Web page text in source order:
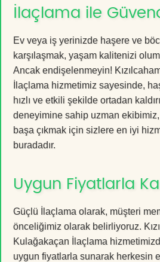
İlaçlama ile
Ev veya iş yerinizde haşere ve
karşılaşmak, yaşam kalitenizi
Ancak endişelenmeyin!
İlaçlama hizmetimiz sayesinde,
hızlı ve etkili şekilde ortadan
deneyimine sahip uzman
başa çıkmak için sizlere en iyi
buradadır.
Uygun Fiyatlarla
Güçlü İlaçlama olarak, müşteri
önceliğimiz olarak belirliyoruz.
Kulağakaçan İlaçlama
uygun fiyatlarla sunarak herkesin